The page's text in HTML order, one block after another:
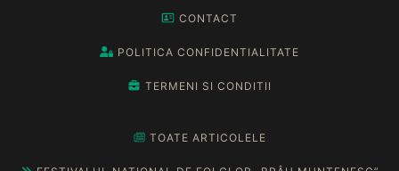
CONTACT
POLITICA CONFIDENTIALITATE
TERMENI SI CONDITII
TOATE ARTICOLELE